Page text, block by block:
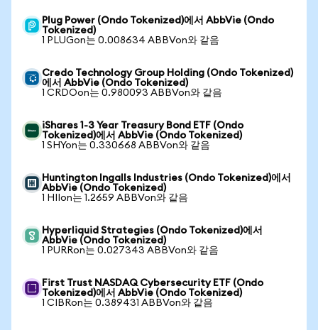
Plug Power (Ondo Tokenized)에서 AbbVie (Ondo
Tokenized)
1 PLUGon는 0.008634 ABBVon와 같음
Credo Technology Group Holding (Ondo Tokenized)
에서 AbbVie (Ondo Tokenized)
1 CRDOon는 0.980093 ABBVon와 같음
iShares 1-3 Year Treasury Bond ETF (Ondo
Tokenized)에서 AbbVie (Ondo Tokenized)
1 SHYon는 0.330668 ABBVon와 같음
Huntington Ingalls Industries (Ondo Tokenized)에서
AbbVie (Ondo Tokenized)
1 HIIon는 1.2659 ABBVon와 같음
Hyperliquid Strategies (Ondo Tokenized)에서
AbbVie (Ondo Tokenized)
1 PURRon는 0.027343 ABBVon와 같음
First Trust NASDAQ Cybersecurity ETF (Ondo
Tokenized)에서 AbbVie (Ondo Tokenized)
1 CIBRon는 0.389431 ABBVon와 같음